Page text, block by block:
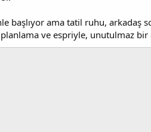
başlıyor ama tatil ruhu,
ve espriyle, unutulmaz bir